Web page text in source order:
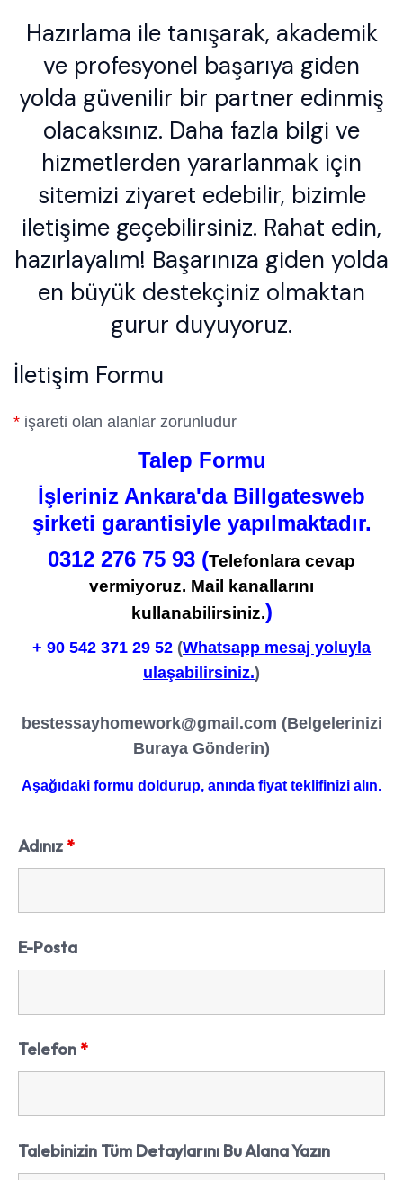
Hazırlama ile tanışarak, akademik
ve profesyonel başarıya giden
yolda güvenilir bir partner edinmiş
olacaksınız. Daha fazla bilgi ve
hizmetlerden yararlanmak için
sitemizi ziyaret edebilir, bizimle
iletişime geçebilirsiniz. Rahat edin,
hazırlayalım! Başarınıza giden yolda
en büyük destekçiniz olmaktan
gurur duyuyoruz.
İletişim Formu
* işareti olan alanlar zorunludur
Talep Formu
İşleriniz Ankara'da Billgatesweb
şirketi garantisiyle yapılmaktadır.
0312 276 75 93 (Telefonlara cevap
vermiyoruz. Mail kanallarını
kullanabilirsiniz.)
+ 90 542 371 29 52 (Whatsapp mesaj yoluyla
ulaşabilirsiniz.)
bestessayhomework@gmail.com (Belgelerinizi
Buraya Gönderin)
Aşağıdaki formu doldurup, anında fiyat teklifinizi alın.
Adınız*
E-Posta
Telefon*
Talebinizin Tüm Detaylarını Bu Alana Yazın